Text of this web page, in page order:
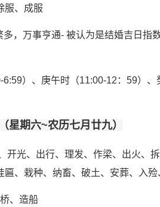
服、成服
多，万事亨通- 被认为是结婚吉日指
6:59）、庚午时（11:00-12：59）
星期六~农历七月廿九）
开光、出行、理发、作梁、出火、
匾、栽种、纳畜、破土、安葬、入殓
、造船